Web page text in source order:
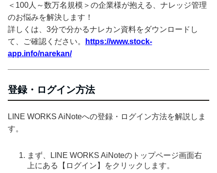
＜100人～数万名規模＞の企業様が抱える、ナレッジ管理
のお悩みを解決します！
詳しくは、3分で分かるナレカン資料をダウンロードし
て、ご確認ください。
https://www.stock-
app.info/narekan/
登録・ログイン方法
LINE WORKS AiNoteへの登録・ログイン方法を解説しま
す。
まず、LINE WORKS AiNoteのトップページ画面右
上にある【ログイン】をクリックします。